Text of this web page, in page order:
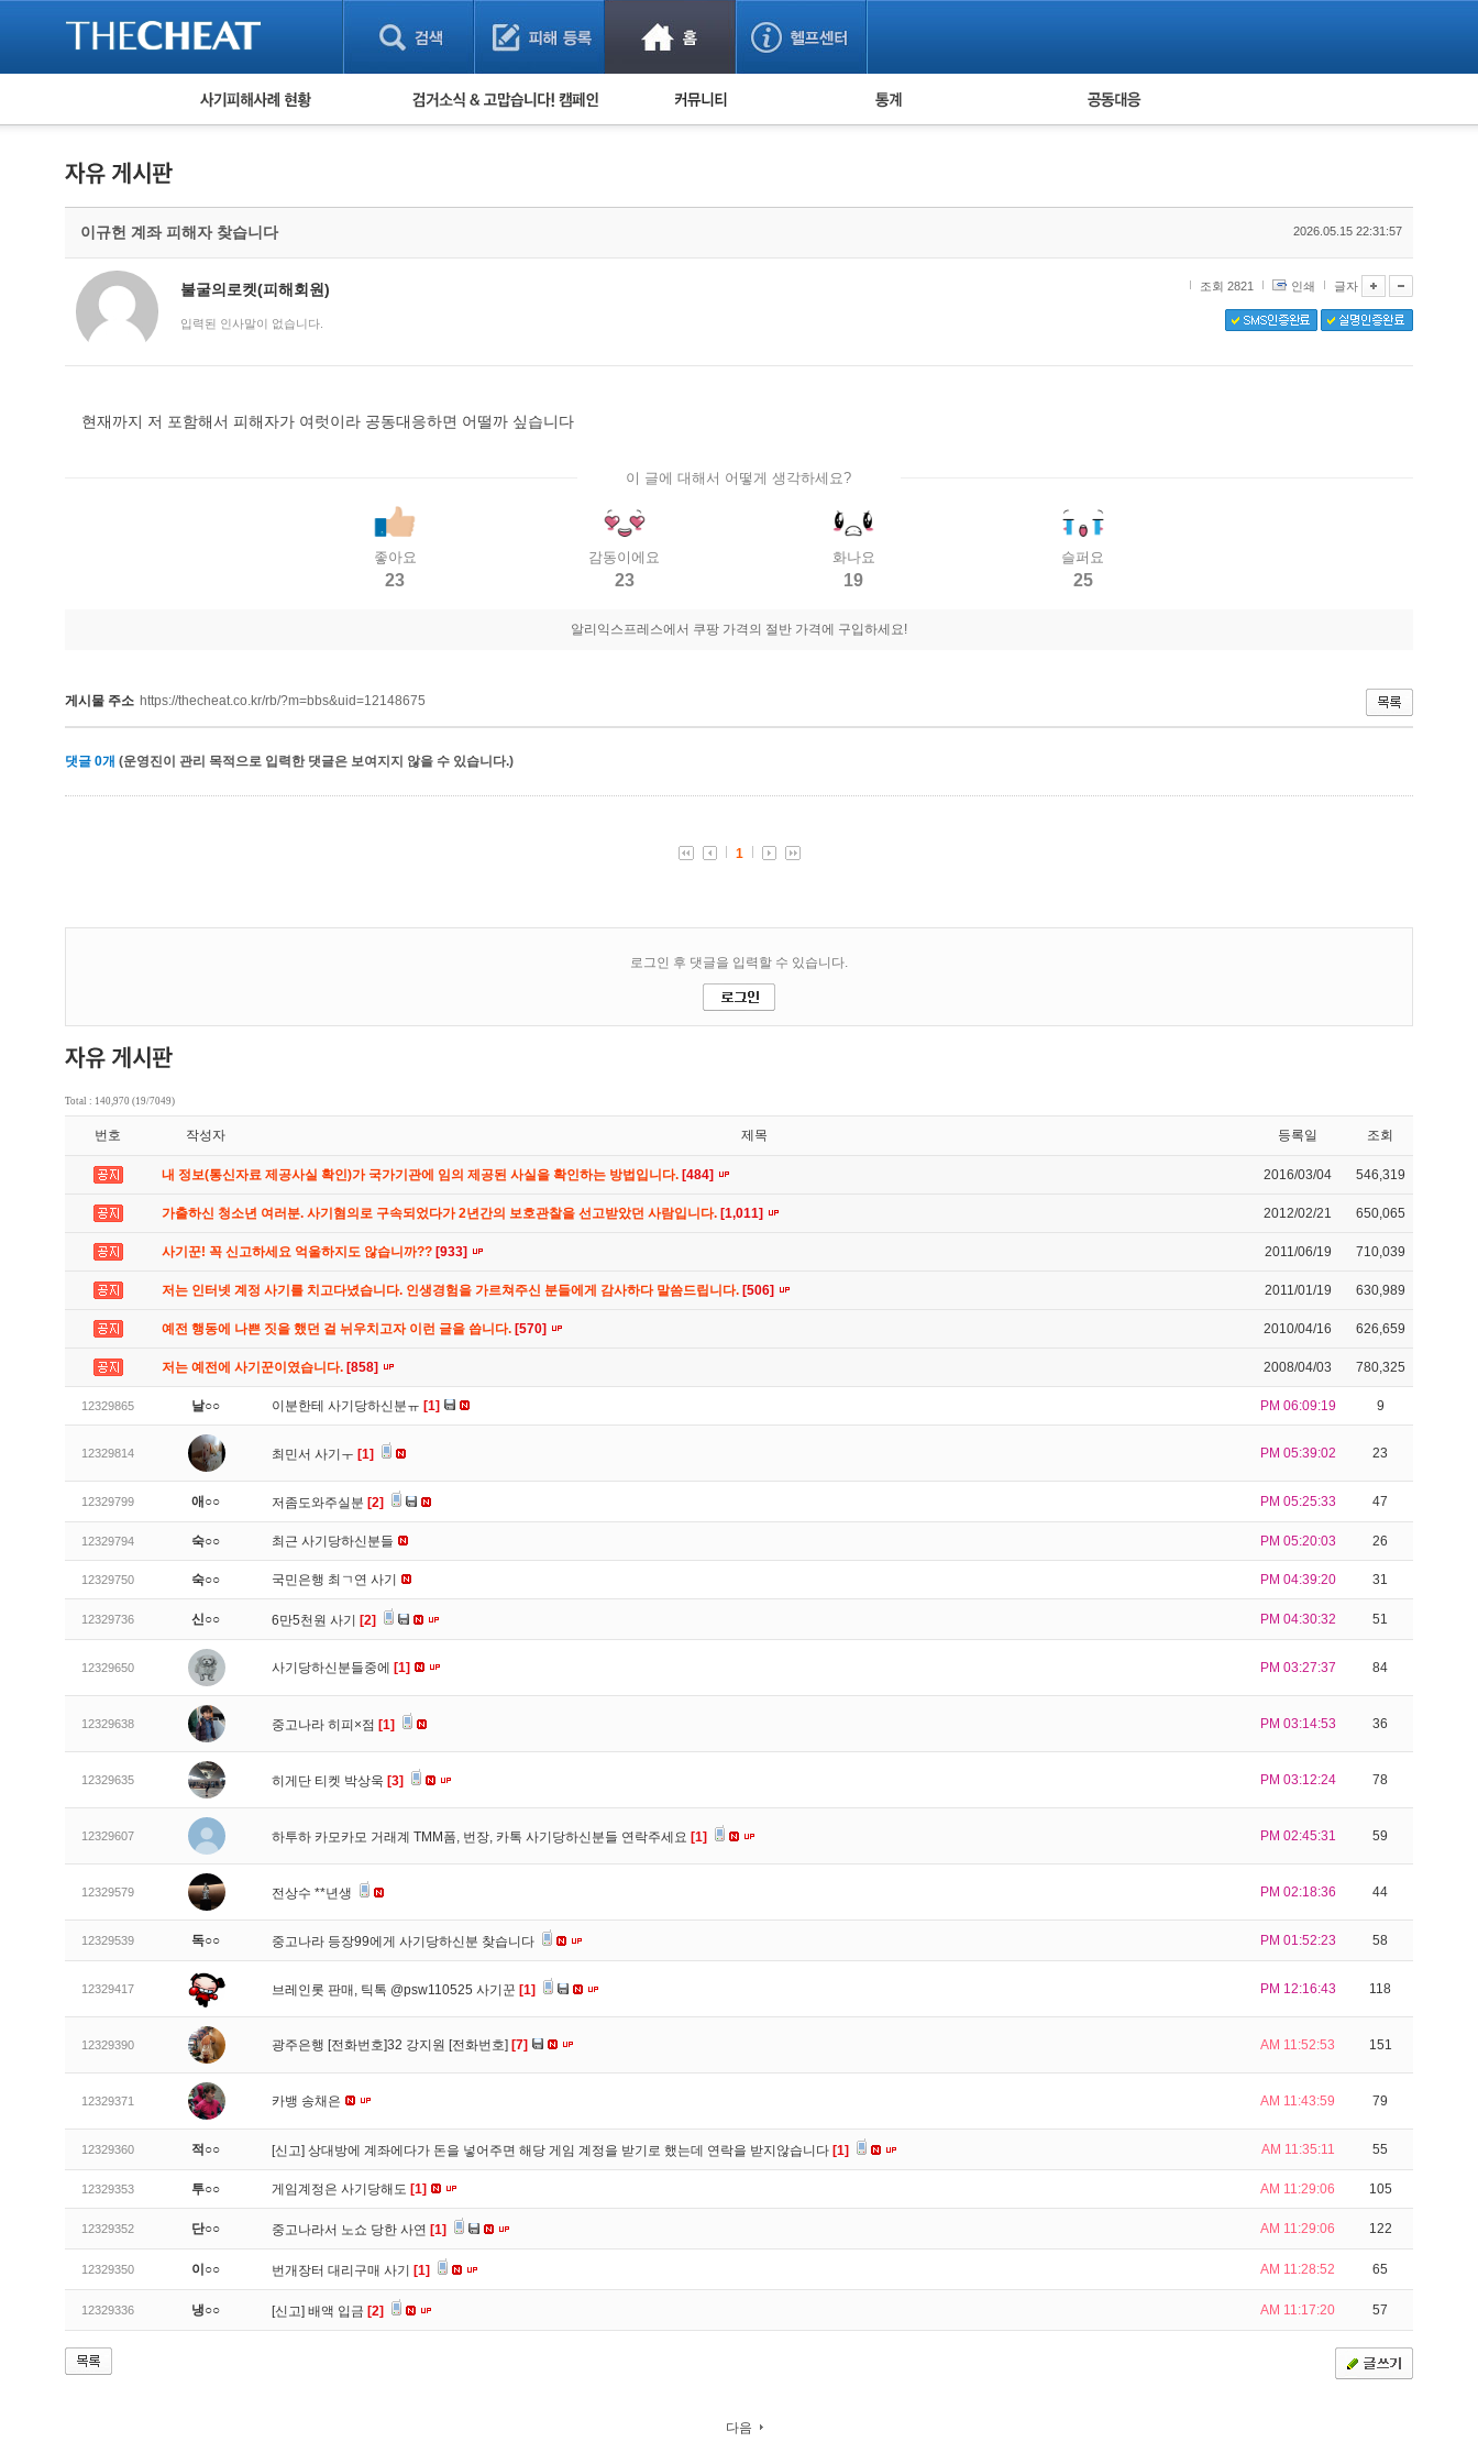
피해사례 현황
보이스피싱 피해사례
유해사이트 목록
비공개 피해사례
워킹홀리데이 피해사례
검거 소식 사기 예방했어요! 누적 피해사례 통계 피해자 공동대응
이규헌 계좌 피해자 찾습니다 2026.05.15 22:31:57
불굴의로켓(피해회원)
입력된 인사말이 없습니다.
조회 2821 인쇄 글자
현재까지 저 포함해서 피해자가 여럿이라 공동대응하면 어떨까 싶습니다
이 글에 대해서 어떻게 생각하세요?
좋아요
23
감동이에요
23
화나요
19
슬퍼요
25
알리익스프레스에서 쿠팡 가격의 절반 가격에 구입하세요!
게시물 주소 https://thecheat.co.kr/rb/?m=bbs&uid=12148675
댓글 0개 (운영진이 관리 목적으로 입력한 댓글은 보여지지 않을 수 있습니다.)
Total : 140,970 (19/7049)
번호 작성자 제목 등록일 조회
내 정보(통신자료 제공사실 확인)가 국가기관에 임의 제공된 사실을 확인하는 방법입니다. [484] 2016/03/04 546,319
가출하신 청소년 여러분. 사기혐의로 구속되었다가 2년간의 보호관찰을 선고받았던 사람입니다. [1,011] 2012/02/21 650,065
사기꾼! 꼭 신고하세요 억울하지도 않습니까?? [933] 2011/06/19 710,039
저는 인터넷 계정 사기를 치고다녔습니다. 인생경험을 가르쳐주신 분들에게 감사하다 말씀드립니다. [506] 2011/01/19 630,989
예전 행동에 나쁜 짓을 했던 걸 뉘우치고자 이런 글을 씁니다. [570] 2010/04/16 626,659
저는 예전에 사기꾼이였습니다. [858] 2008/04/03 780,325
12329865 날○○ 이분한테 사기당하신분ㅠ [1] PM 06:09:19 9
12329814 최민서 사기ㅜ [1] PM 05:39:02 23
12329799 애○○ 저좀도와주실분 [2] PM 05:25:33 47
12329794 숙○○ 최근 사기당하신분들 PM 05:20:03 26
12329750 숙○○ 국민은행 최ㄱ연 사기 PM 04:39:20 31
12329736 신○○ 6만5천원 사기 [2] PM 04:30:32 51
12329650 사기당하신분들중에 [1] PM 03:27:37 84
12329638 중고나라 히피×점 [1] PM 03:14:53 36
12329635 히게단 티켓 박상욱 [3] PM 03:12:24 78
12329607 하투하 카모카모 거래계 TMM폼, 번장, 카톡 사기당하신분들 연락주세요 [1] PM 02:45:31 59
12329579 전상수 **년생 PM 02:18:36 44
12329539 독○○ 중고나라 등장99에게 사기당하신분 찾습니다 PM 01:52:23 58
12329417 브레인롯 판매, 틱톡 @psw110525 사기꾼 [1] PM 12:16:43 118
12329390 광주은행 [전화번호]32 강지원 [전화번호] [7] AM 11:52:53 151
12329371 카뱅 송채은 AM 11:43:59 79
12329360 적○○ [신고] 상대방에 계좌에다가 돈을 넣어주면 해당 게임 계정을 받기로 했는데 연락을 받지않습니다 [1] AM 11:35:11 55
12329353 투○○ 게임계정은 사기당해도 [1] AM 11:29:06 105
12329352 단○○ 중고나라서 노쇼 당한 사연 [1] AM 11:29:06 122
12329350 이○○ 번개장터 대리구매 사기 [1] AM 11:28:52 65
12329336 냉○○ [신고] 배액 입금 [2] AM 11:17:20 57
다음